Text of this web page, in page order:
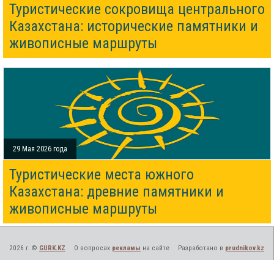
Туристические сокровища центрального
Казахстана: исторические памятники и
живописные маршруты
29 Мая 2026 года
Туристические места южного
Казахстана: древние памятники и
живописные маршруты
2026 г. © GURK.KZ О вопросах рекламы на сайте Разработано в prudnikov.kz